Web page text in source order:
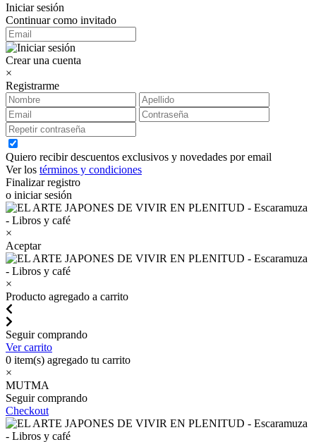
Iniciar sesión
Continuar como invitado
Crear una cuenta
×
Registrarme
Quiero recibir descuentos exclusivos y novedades por email
Ver los términos y condiciones
Finalizar registro
o iniciar sesión
×
Aceptar
×
Producto agregado a carrito
Seguir comprando
Ver carrito
0 item(s) agregado tu carrito
×
MUTMA
Seguir comprando
Checkout